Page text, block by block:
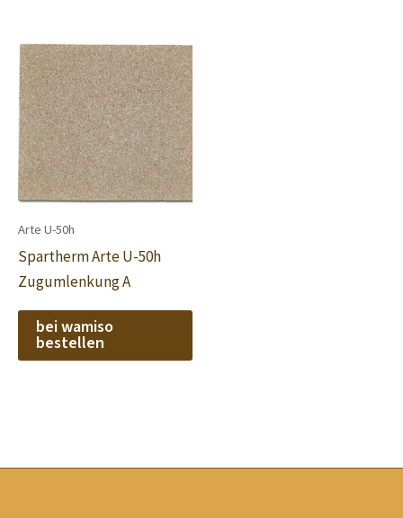
Arte U-50h
Spartherm Arte U-50h
Zugumlenkung A
bei wamiso
bestellen